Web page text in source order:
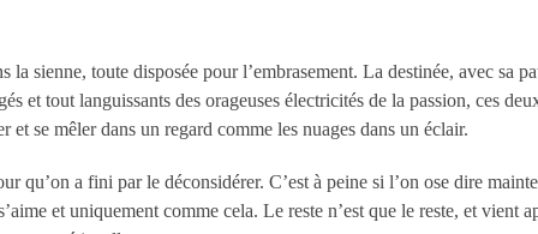
la sienne, toute disposée pour l’embrasement. La destinée, avec sa
et tout languissants des orageuses électricités de la passion, ces
et se mêler dans un regard comme les nuages dans un éclair.
qu’on a fini par le déconsidérer. C’est à peine si l’on ose dire
et uniquement comme cela. Le reste n’est que le reste, et vient